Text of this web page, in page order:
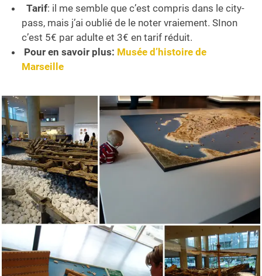
Tarif: il me semble que c’est compris dans le city-
pass, mais j’ai oublié de le noter vraiement. SInon
c’est 5€ par adulte et 3€ en tarif réduit.
Pour en savoir plus: Musée d’histoire de
Marseille